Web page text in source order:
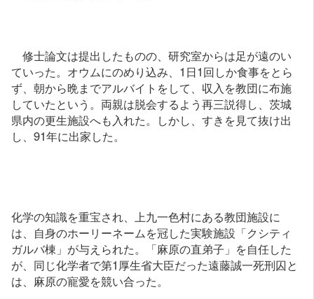
修士論文は提出したものの、研究室からは足が遠のい
ていった。オウムにのめり込み、1日1回しか食事をとら
ず、朝から晩までアルバイトをして、収入を教団に布施
していたという。両親は脱会するよう再三説得し、茨城
県内の更生施設へも入れた。しかし、すきを見て抜け出
し、91年に出家した。
化学の知識を重宝され、上九一色村にある教団施設に
は、自身のホーリーネームを冠した実験施設「クシティ
ガルバ棟」が与えられた。「麻原の直弟子」を自任した
が、同じ化学者で第1厚生省大臣だった遠藤誠一死刑囚と
は、麻原の寵愛を競い合った。